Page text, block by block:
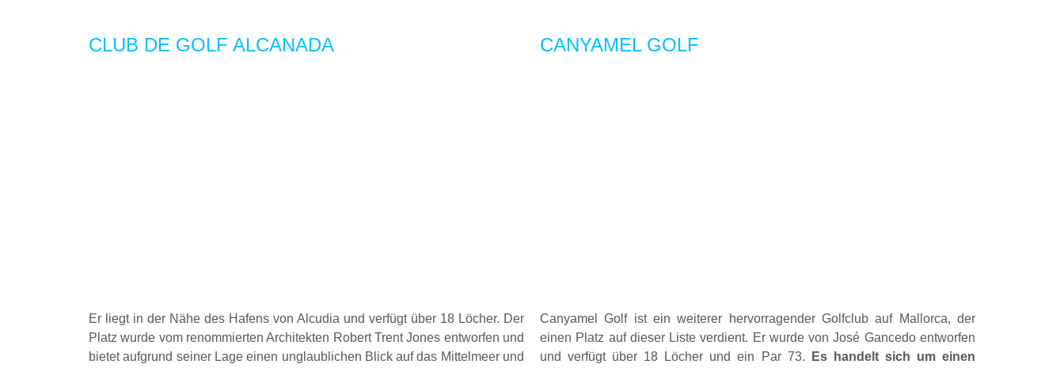
CLUB DE GOLF ALCANADA
Er liegt in der Nähe des Hafens von Alcudia und verfügt über 18 Löcher. Der
Platz wurde vom renommierten Architekten Robert Trent Jones entworfen und
bietet aufgrund seiner Lage einen unglaublichen Blick auf das Mittelmeer und
CANYAMEL GOLF
Canyamel Golf ist ein weiterer hervorragender Golfclub auf Mallorca, der
einen Platz auf dieser Liste verdient. Er wurde von José Gancedo entworfen
und verfügt über 18 Löcher und ein Par 73.
Es handelt sich um einen